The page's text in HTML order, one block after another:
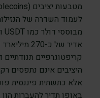
לעמוד השדרה של
אדיר של כ-
קריפטוגרפיים
היציבים אינם נתפסים
אלא כתשתית פיננסית
באופן תדיר להעברות